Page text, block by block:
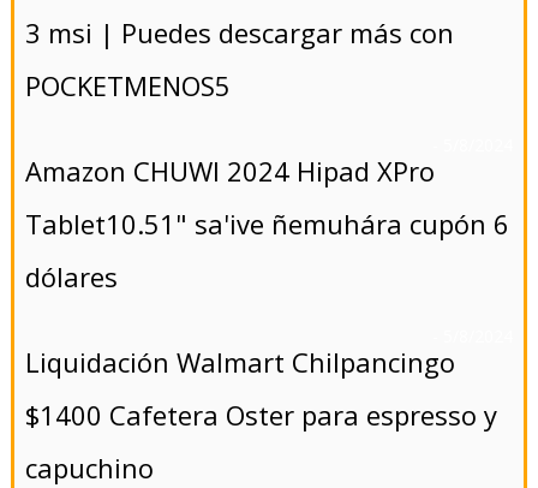
3 msi | Puedes descargar más con
POCKETMENOS5
Amazon CHUWI 2024 Hipad XPro
Tablet10.51" sa'ive ñemuhára cupón 6
dólares
Liquidación Walmart Chilpancingo
$1400 Cafetera Oster para espresso y
capuchino